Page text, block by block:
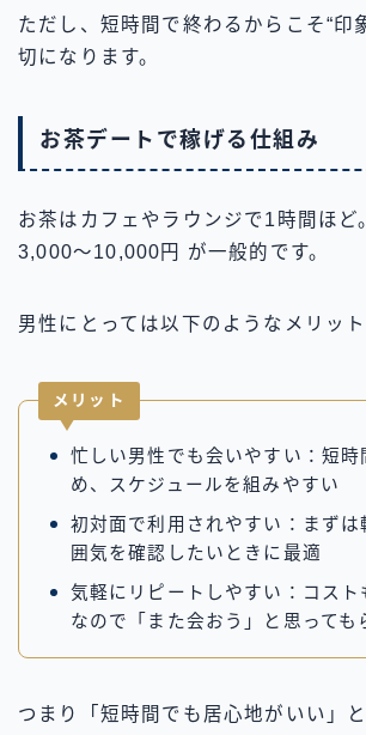
ただし、短時間で終わるからこそ“印
切になります。
お茶デートで稼げる仕組み
お茶はカフェやラウンジで1時間ほど
3,000〜10,000円 が一般的です。
男性にとっては以下のようなメリット
メリット
忙しい男性でも会いやすい：短時
め、スケジュールを組みやすい
初対面で利用されやすい：まずは
囲気を確認したいときに最適
気軽にリピートしやすい：コスト
なので「また会おう」と思っても
つまり「短時間でも居心地がいい」